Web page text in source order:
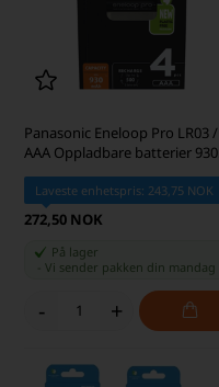
Panasonic Eneloop Pro LR03 /
AAA Oppladbare batterier 930
mAh BK-4HCDE/2BE
Laveste enhetspris: 243,75 NOK
272,50 NOK
På lager
-Vi sender pakken din mandag
- +